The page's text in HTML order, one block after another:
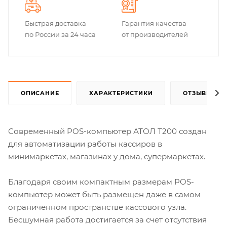
Быстрая доставка
по России за 24 часа
Гарантия качества
от производителей
ОПИСАНИЕ ХАРАКТЕРИСТИКИ ОТЗЫВЫ
Современный POS-компьютер АТОЛ Т200 создан
для автоматизации работы кассиров в
минимаркетах, магазинах у дома, супермаркетах.
Благодаря своим компактным размерам POS-
компьютер может быть размещен даже в самом
ограниченном пространстве кассового узла.
Бесшумная работа достигается за счет отсутствия